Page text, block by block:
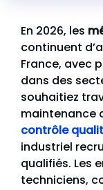
En 2026, les
continuent
France, avec
dans des
souhaitiez
maintenance
contrôle
industriel
qualifiés. Les
techniciens,